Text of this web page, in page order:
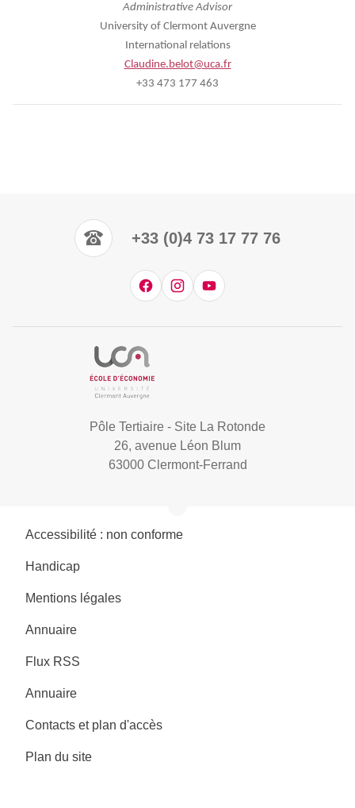
Administrative Advisor
University of Clermont Auvergne
International relations
Claudine.belot@uca.fr
+33 473 177 463
+33 (0)4 73 17 77 76
Pôle Tertiaire - Site La Rotonde
26, avenue Léon Blum
63000 Clermont-Ferrand
Accessibilité : non conforme
Handicap
Mentions légales
Annuaire
Flux RSS
Annuaire
Contacts et plan d'accès
Plan du site